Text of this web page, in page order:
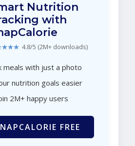
Nutrition
with
4.8/5 (2M+ downloads)
meals with just a photo
nutrition goals easier
2M+ happy users
FREE